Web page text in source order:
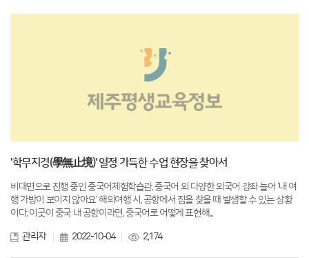
'학무지경(學無止境)' 열정 가득한 수업 현장을 찾아서
비대면으로 진행 중인 중국어체험학습관, 중국어 외 다양한 외국어 강좌 늘어 ‘내 여
행 가방이 보이지 않아요’ 해외여행 시, 공항에서 짐을 찾을 때 발생할 수 있는 상황
이다. 이곳이 중국 내 공항이라면, 중국어로 어떻게 표현해...
관리자 2022-10-04 2,174